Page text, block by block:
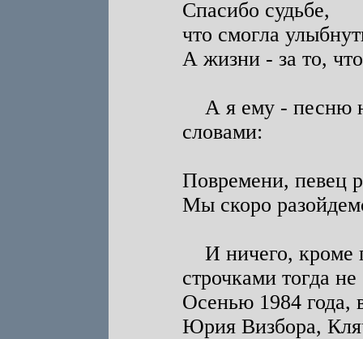
Спасибо судьбе,
что смогла
А жизни - за то,
А я ему - песню
словами:
Повремени, певец
Мы скоро
И ничего, кроме
строчками тогда
Осенью 1984 года,
Юрия Визбора,